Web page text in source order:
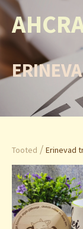
Tooted / Erinevad